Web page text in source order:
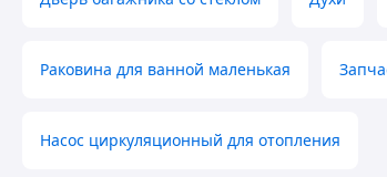
Раковина для ванной маленькая
Насос циркуляционный для отопления